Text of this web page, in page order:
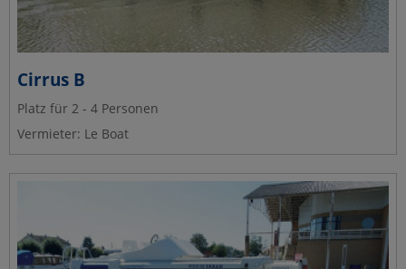
Cirrus B
Platz für 2 - 4 Personen
Vermieter: Le Boat